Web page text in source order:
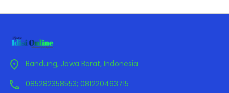
Bandung, Jawa Barat, Indonesia
085282358553; 081220463715